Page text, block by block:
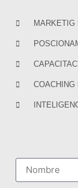
MARKETIG